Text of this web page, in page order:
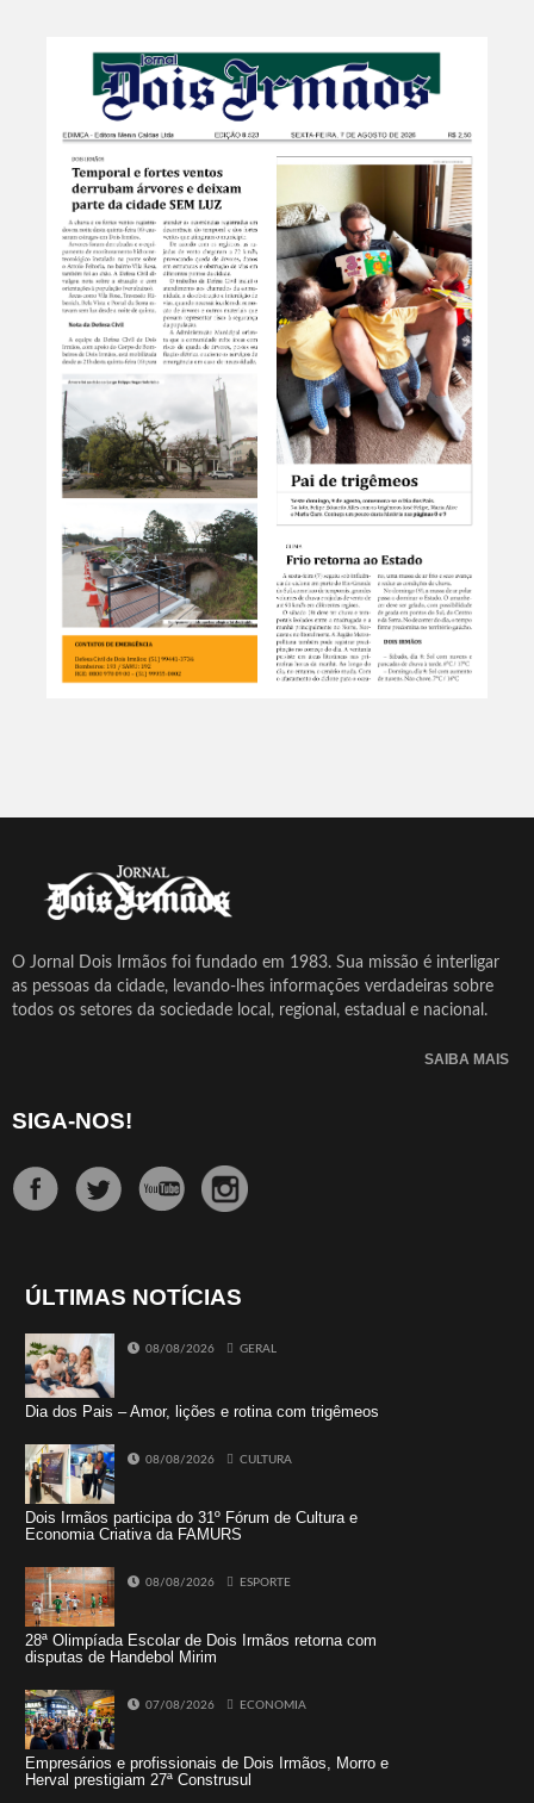
O Jornal Dois Irmãos foi fundado em 1983. Sua missão é interligar
as pessoas da cidade, levando-lhes informações verdadeiras sobre
todos os setores da sociedade local, regional, estadual e nacional.
SAIBA MAIS
SIGA-NOS!
ÚLTIMAS NOTÍCIAS
08/08/2026 GERAL
Dia dos Pais – Amor, lições e rotina com trigêmeos
08/08/2026 CULTURA
Dois Irmãos participa do 31º Fórum de Cultura e
Economia Criativa da FAMURS
08/08/2026 ESPORTE
28ª Olimpíada Escolar de Dois Irmãos retorna com
disputas de Handebol Mirim
07/08/2026 ECONOMIA
Empresários e profissionais de Dois Irmãos, Morro e
Herval prestigiam 27ª Construsul